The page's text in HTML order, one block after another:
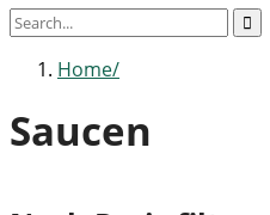
Home
Saucen